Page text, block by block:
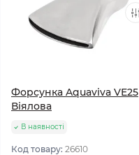
Форсунка Aquaviva VE25
Віялова
В наявності
Код товару: 26610